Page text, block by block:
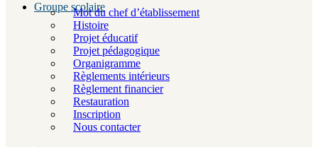
Groupe scolaireMot du chef d’établissement
Histoire
Projet éducatif
Projet pédagogique
Organigramme
Règlements intérieurs
Règlement financier
Restauration
Inscription
Nous contacter